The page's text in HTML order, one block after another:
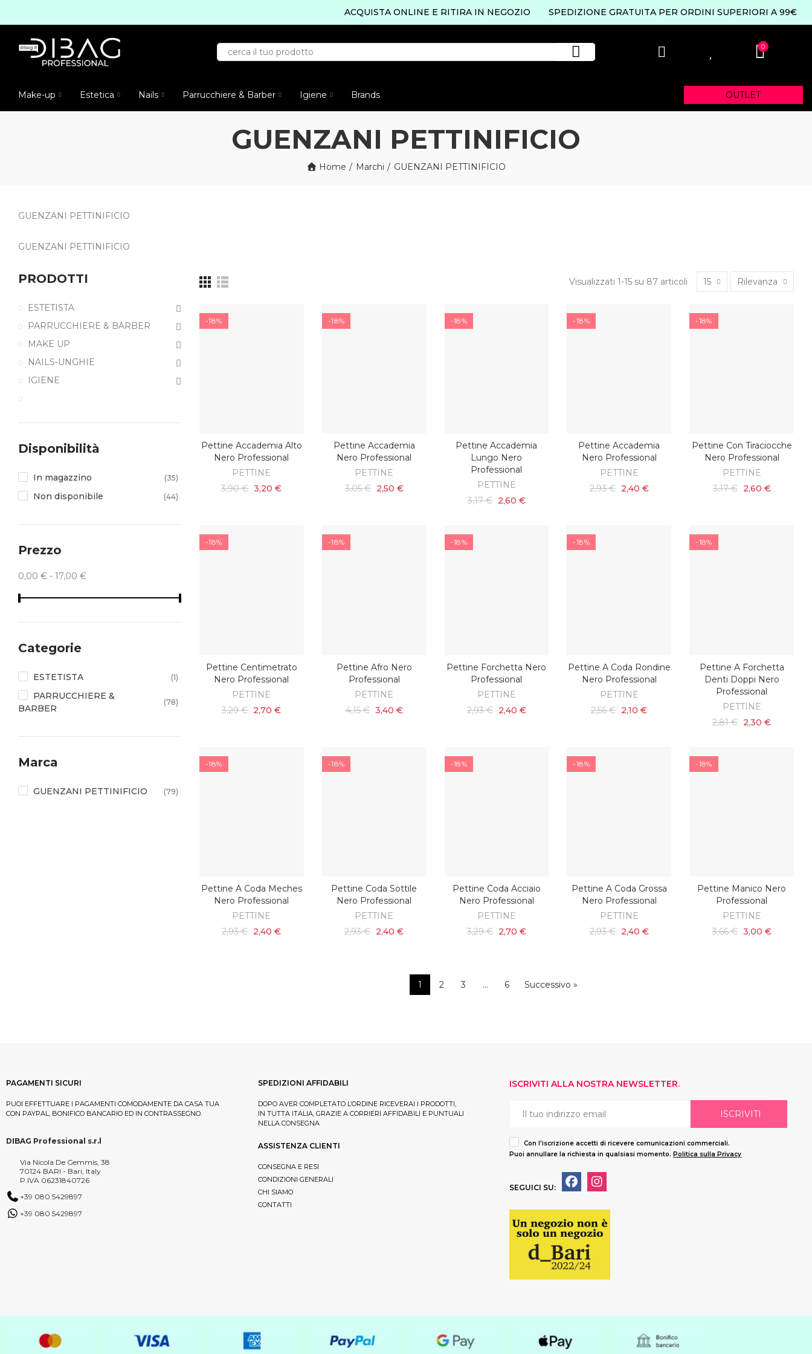
ACQUISTA ONLINE E RITIRA IN NEGOZIO SPEDIZIONE GRATUITA PER ORDINI SUPERIORI A 99€
0
Make-up Estetica Nails Parrucchiere & Barber Igiene Brands OUTLET
GUENZANI PETTINIFICIO
Home Marchi GUENZANI PETTINIFICIO
GUENZANI PETTINIFICIO
GUENZANI PETTINIFICIO
Visualizzati 1-15 su 87 articoli 15 Rilevanza
-18%
AGGIUNGI AL CARRELLO
Pettine Accademia Alto
Nero Professional
PETTINE
3,90 € 3,20 €
-18%
AGGIUNGI AL CARRELLO
Pettine Accademia
Nero Professional
PETTINE
3,05 € 2,50 €
-18%
AGGIUNGI AL CARRELLO
Pettine Accademia
Lungo Nero
Professional
PETTINE
3,17 € 2,60 €
-18%
AGGIUNGI AL CARRELLO
Pettine Accademia
Nero Professional
PETTINE
2,93 € 2,40 €
-18%
AGGIUNGI AL CARRELLO
Pettine Con Tiraciocche
Nero Professional
PETTINE
3,17 € 2,60 €
-18%
AGGIUNGI AL CARRELLO
Pettine Centimetrato
Nero Professional
PETTINE
3,29 € 2,70 €
-18%
AGGIUNGI AL CARRELLO
Pettine Afro Nero
Professional
PETTINE
4,15 € 3,40 €
-18%
AGGIUNGI AL CARRELLO
Pettine Forchetta Nero
Professional
PETTINE
2,93 € 2,40 €
-18%
AGGIUNGI AL CARRELLO
Pettine A Coda Rondine
Nero Professional
PETTINE
2,56 € 2,10 €
-18%
AGGIUNGI AL CARRELLO
Pettine A Forchetta
Denti Doppi Nero
Professional
PETTINE
2,81 € 2,30 €
-18%
AGGIUNGI AL CARRELLO
Pettine A Coda Meches
Nero Professional
PETTINE
2,93 € 2,40 €
-18%
AGGIUNGI AL CARRELLO
Pettine Coda Sottile
Nero Professional
PETTINE
2,93 € 2,40 €
-18%
AGGIUNGI AL CARRELLO
Pettine Coda Acciaio
Nero Professional
PETTINE
3,29 € 2,70 €
-18%
AGGIUNGI AL CARRELLO
Pettine A Coda Grossa
Nero Professional
PETTINE
2,93 € 2,40 €
-18%
AGGIUNGI AL CARRELLO
Pettine Manico Nero
Professional
PETTINE
3,66 € 3,00 €
1 2 3 … 6 Successivo »
PRODOTTI
ESTETISTA
PARRUCCHIERE & BARBER
MAKE UP
NAILS-UNGHIE
IGIENE
Disponibilità
In magazzino (35)
Non disponibile (44)
Prezzo
0,00 € - 17,00 €
Categorie
ESTETISTA (1)
PARRUCCHIERE &
BARBER
(78)
Marca
GUENZANI PETTINIFICIO (79)
PAGAMENTI SICURI
PUOI EFFETTUARE I PAGAMENTI COMODAMENTE DA CASA TUA
CON PAYPAL, BONIFICO BANCARIO ED IN CONTRASSEGNO.
DIBAG Professional s.r.l
Via Nicola De Gemmis, 38
70124 BARI - Bari, Italy
P.IVA 06231840726
+39 080 5429897
+39 080 5429897
SPEDIZIONI AFFIDABILI
DOPO AVER COMPLETATO L’ORDINE RICEVERAI I PRODOTTI,
IN TUTTA ITALIA, GRAZIE A CORRIERI AFFIDABILI E PUNTUALI
NELLA CONSEGNA
ASSISTENZA CLIENTI
CONSEGNA E RESI
CONDIZIONI GENERALI
CHI SIAMO
CONTATTI
ISCRIVITI ALLA NOSTRA NEWSLETTER.
ISCRIVITI
Con l'iscrizione accetti di ricevere comunicazioni commerciali.
Puoi annullare la richiesta in qualsiasi momento. Politica sulla Privacy
SEGUICI SU: